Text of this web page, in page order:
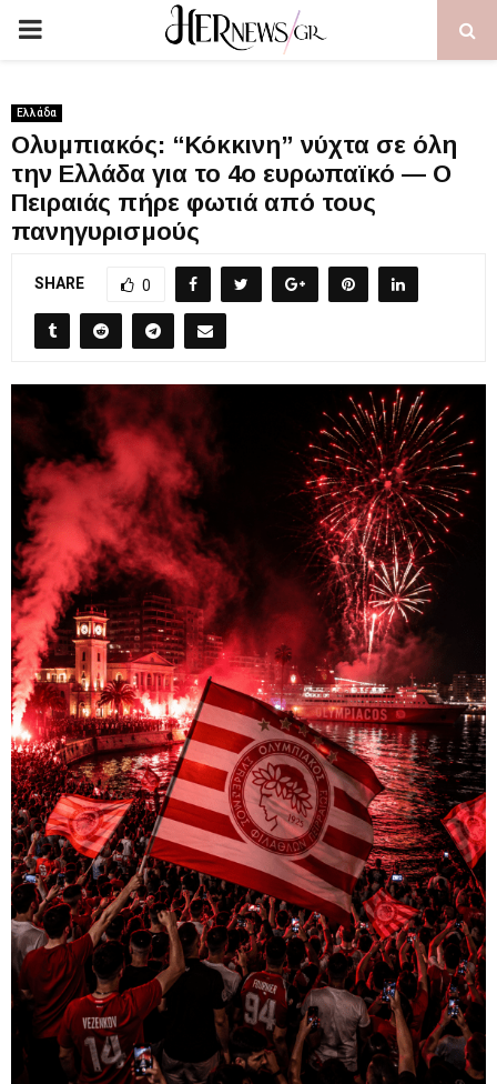
PRIMARY
Ελλάδα
Ολυμπιακός: “Κόκκινη” νύχτα σε όλη
την Ελλάδα για το 4ο ευρωπαϊκό — Ο
Πειραιάς πήρε φωτιά από τους
πανηγυρισμούς
SHARE 0